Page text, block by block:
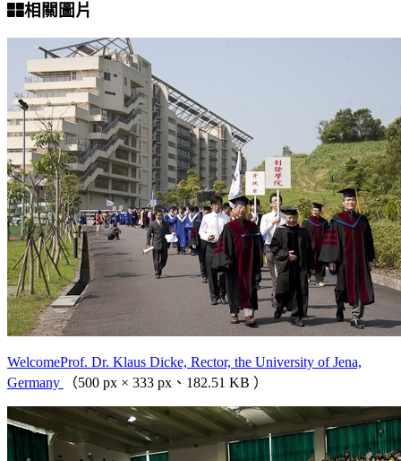
相關圖片
WelcomeProf. Dr. Klaus Dicke, Rector, the University of Jena,
Germany
（500 px × 333 px、182.51 KB ）